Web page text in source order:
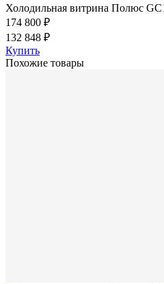
Холодильная витрина Полюс
174 800 ₽
132 848 ₽
Купить
Похожие товары